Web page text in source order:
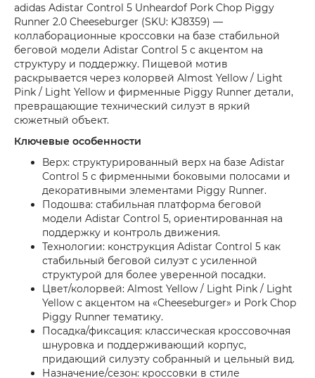
adidas Adistar Control 5 Unheardof Pork Chop Piggy
Runner 2.0 Cheeseburger (SKU: KJ8359) —
коллаборационные кроссовки на базе стабильной
беговой модели Adistar Control 5 с акцентом на
структуру и поддержку. Пищевой мотив
раскрывается через колорвей Almost Yellow / Light
Pink / Light Yellow и фирменные Piggy Runner детали,
превращающие технический силуэт в яркий
сюжетный объект.
Ключевые особенности
Верх: структурированный верх на базе Adistar
Control 5 с фирменными боковыми полосами и
декоративными элементами Piggy Runner.
Подошва: стабильная платформа беговой
модели Adistar Control 5, ориентированная на
поддержку и контроль движения.
Технологии: конструкция Adistar Control 5 как
стабильный беговой силуэт с усиленной
структурой для более уверенной посадки.
Цвет/колорвей: Almost Yellow / Light Pink / Light
Yellow с акцентом на «Cheeseburger» и Pork Chop
Piggy Runner тематику.
Посадка/фиксация: классическая кроссовочная
шнуровка и поддерживающий корпус,
придающий силуэту собранный и цельный вид.
Назначение/сезон: кроссовки в стиле